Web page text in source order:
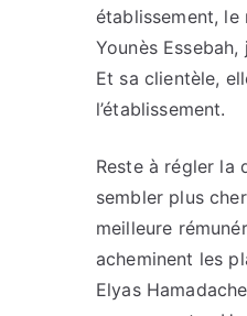
établissement, le
Younès
Et sa clientèle,
l’établissement.
Reste à régler la
sembler plus
meilleure
acheminent les
Elyas